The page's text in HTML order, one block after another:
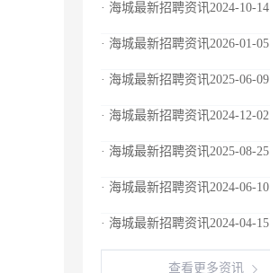
· 海城最新招聘资讯2024-10-14
· 海城最新招聘资讯2026-01-05
· 海城最新招聘资讯2025-06-09
· 海城最新招聘资讯2024-12-02
· 海城最新招聘资讯2025-08-25
· 海城最新招聘资讯2024-06-10
· 海城最新招聘资讯2024-04-15
查看更多资讯